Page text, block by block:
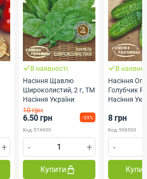
+
В наявності
Насіння Щавлю
Широколистий, 2 г, ТМ
Насіння України
10 грн
6.50 грн -35%
Код: 574900
- +
Купити
В
Насіння
Голубчик
Насіння
8 грн
Код: 598500
-